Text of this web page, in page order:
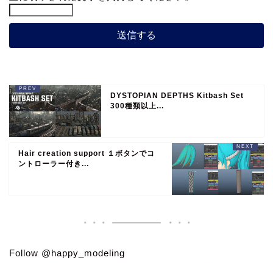
DYSTOPIAN DEPTHS Kitbash Set
300種類以上...
Hair creation support １ボタンでコ
ントローラー付き...
Follow @happy_modeling